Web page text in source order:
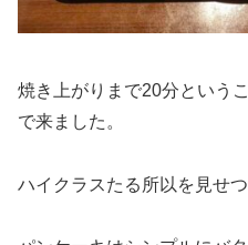
焼き上がりまで20分という
で来ました。
ハイクラスたる所以を見せつ